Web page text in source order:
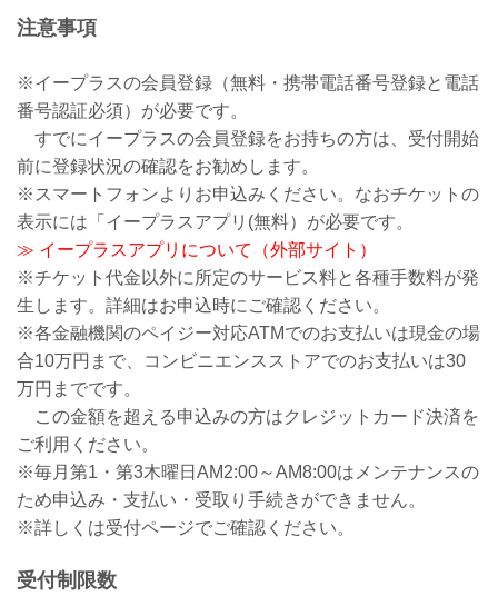
注意事項
※イープラスの会員登録（無料・携帯電話番号登録と電話
番号認証必須）が必要です。
すでにイープラスの会員登録をお持ちの方は、受付開始
前に登録状況の確認をお勧めします。
※スマートフォンよりお申込みください。なおチケットの
表示には「イープラスアプリ(無料）が必要です。
≫ イープラスアプリについて（外部サイト）
※チケット代金以外に所定のサービス料と各種手数料が発
生します。詳細はお申込時にご確認ください。
※各金融機関のペイジー対応ATMでのお支払いは現金の場
合10万円まで、コンビニエンスストアでのお支払いは30
万円までです。
この金額を超える申込みの方はクレジットカード決済を
ご利用ください。
※毎月第1・第3木曜日AM2:00～AM8:00はメンテナンスの
ため申込み・支払い・受取り手続きができません。
※詳しくは受付ページでご確認ください。
受付制限数